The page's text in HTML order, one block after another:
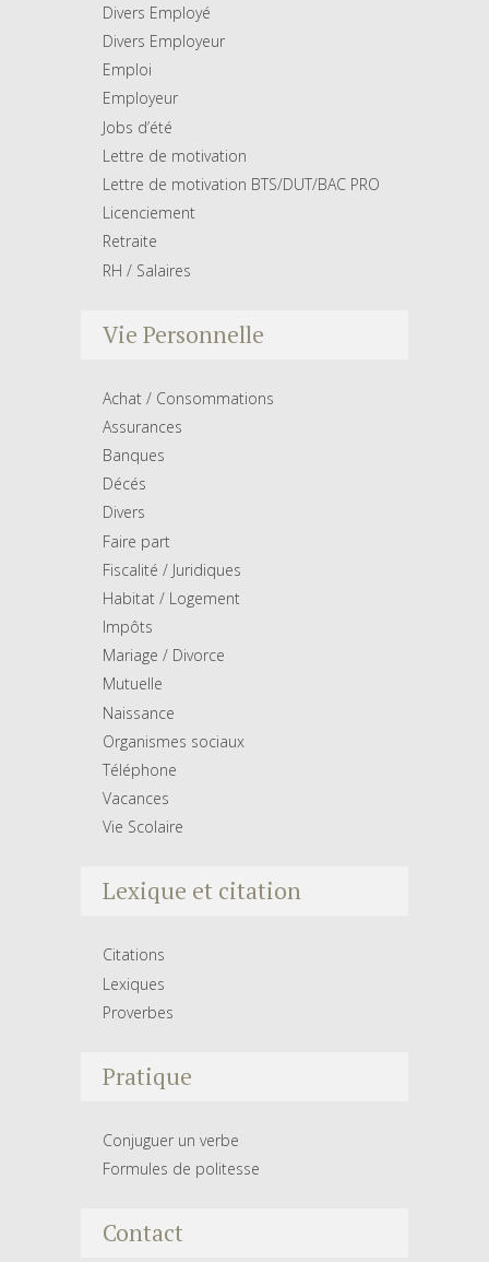
Divers Employé
Divers Employeur
Emploi
Employeur
Jobs d’été
Lettre de motivation
Lettre de motivation BTS/DUT/BAC PRO
Licenciement
Retraite
RH / Salaires
Vie Personnelle
Achat / Consommations
Assurances
Banques
Décés
Divers
Faire part
Fiscalité / Juridiques
Habitat / Logement
Impôts
Mariage / Divorce
Mutuelle
Naissance
Organismes sociaux
Téléphone
Vacances
Vie Scolaire
Lexique et citation
Citations
Lexiques
Proverbes
Pratique
Conjuguer un verbe
Formules de politesse
Contact